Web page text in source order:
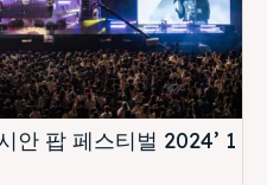
안 팝 페스티벌 2024’ 1